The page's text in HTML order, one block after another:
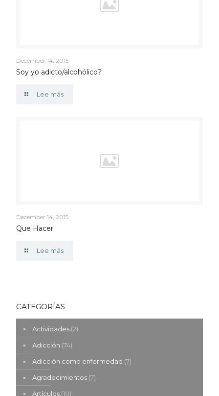
December 14, 2015
Soy yo adicto/alcohólico?
Lee más
December 14, 2015
Que Hacer
Lee más
CATEGORÍAS
Actividades (2)
Adicción (74)
Adicción como enfermedad (7)
Agradecimientos (7)
Artículos (10)